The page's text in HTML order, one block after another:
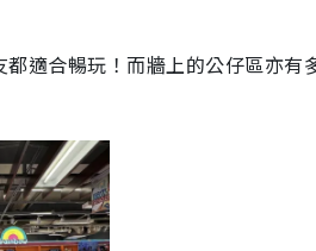
適合暢玩！而牆上的公仔區亦有